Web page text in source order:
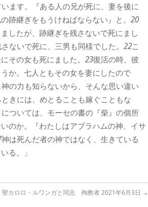
ます。『ある人の兄が死に、妻を後に
跡継ぎをもうけねばならない』と。 20
したが、跡継ぎを残さないで死にまし
ないで死に、三男も同様でした。 22こ
その女も死にました。 23復活の時、彼
か。七人ともその女を妻にしたので
の力も知らないから、そんな思い違い
きには、めとることも嫁ぐこともな
ついては、モーセの書の『柴』の個所
のか。『わたしはアブラハムの神、イサ
神は死んだ者の神ではなく、生きている
る。」
聖カロロ・ルワンガと同志 殉教者 2021年6月3日 →